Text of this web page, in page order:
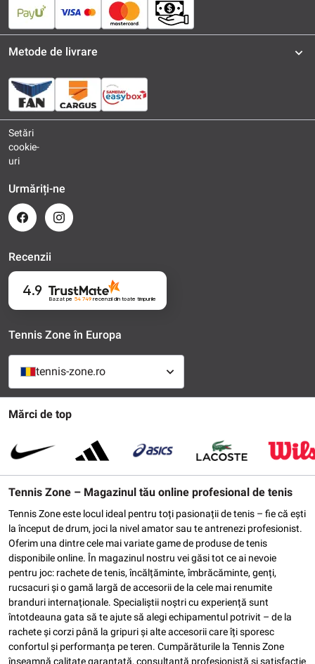
Mărci de top
Tennis Zone – Magazinul tău online profesional de tenis
Tennis Zone este locul ideal pentru toți pasionații de tenis – fie că ești
la început de drum, joci la nivel amator sau te antrenezi profesionist.
Oferim una dintre cele mai variate game de produse de tenis
disponibile online. În magazinul nostru vei găsi tot ce ai nevoie
pentru joc: rachete de tenis, încălțăminte, îmbrăcăminte, genți,
rucsacuri și o gamă largă de accesorii de la cele mai renumite
branduri internaționale. Specialiștii noștri cu experiență sunt
întotdeauna gata să te ajute să alegi echipamentul potrivit – de la
rachete și corzi până la gripuri și alte accesorii care îți sporesc
confortul și performanța pe teren. Cumpărăturile la Tennis Zone
înseamnă calitate garantată, consultanță profesionistă și satisfacție
Metode de livrare
Setări
cookie-
uri
Urmăriți-ne
Recenzii
4.9
Bazat pe 54 749recenziidin toate timpurile
Tennis Zone în Europa
tennis-zone.ro